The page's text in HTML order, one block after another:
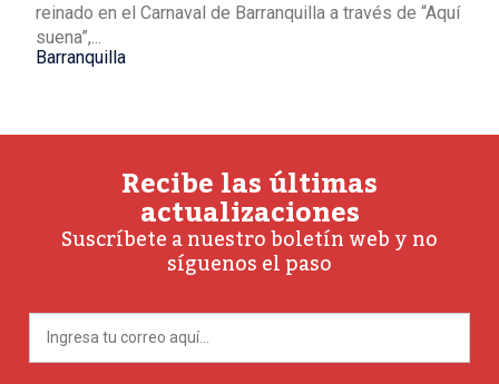
reinado en el Carnaval de Barranquilla a través de “Aquí
suena”,...
Barranquilla
Recibe las últimas
actualizaciones
Suscríbete a nuestro boletín web y no
síguenos el paso